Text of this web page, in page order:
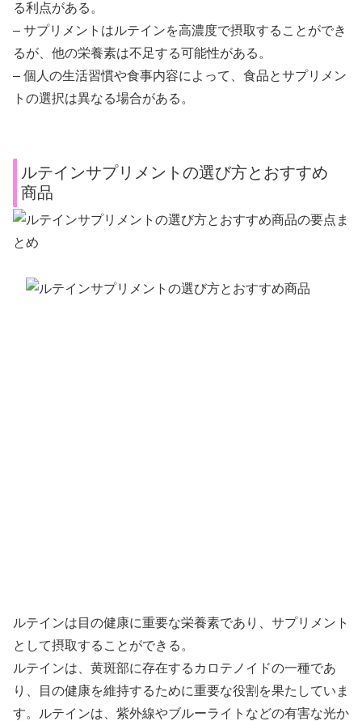
る利点がある。
– サプリメントはルテインを高濃度で摂取することができ
るが、他の栄養素は不足する可能性がある。
– 個人の生活習慣や食事内容によって、食品とサプリメン
トの選択は異なる場合がある。
ルテインサプリメントの選び方とおすすめ
商品
ルテインは目の健康に重要な栄養素であり、サプリメント
として摂取することができる。
ルテインは、黄斑部に存在するカロテノイドの一種であ
り、目の健康を維持するために重要な役割を果たしていま
す。ルテインは、紫外線やブルーライトなどの有害な光か